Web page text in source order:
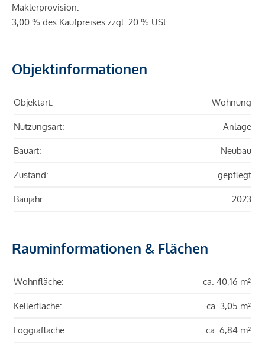
Maklerprovision:
3,00 % des Kaufpreises zzgl. 20 % USt.
Objektinformationen
Objektart: Wohnung
Nutzungsart: Anlage
Bauart: Neubau
Zustand: gepflegt
Baujahr: 2023
Rauminformationen & Flächen
Wohnfläche: ca. 40,16 m²
Kellerfläche: ca. 3,05 m²
Loggiafläche: ca. 6,84 m²